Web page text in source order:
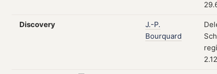
Discovery
J.-P.
Bourquard